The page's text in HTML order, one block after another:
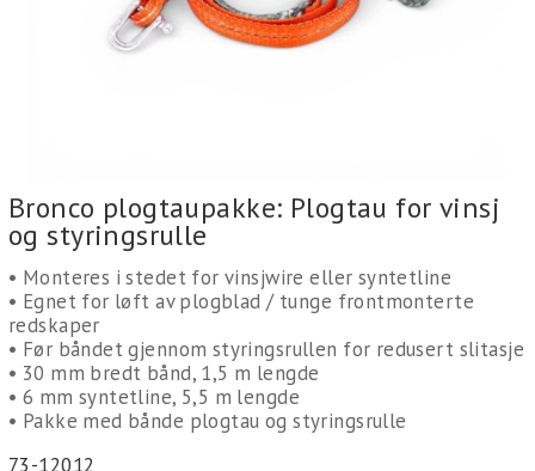
Bronco plogtaupakke: Plogtau for vinsj
og styringsrulle
• Monteres i stedet for vinsjwire eller syntetline
• Egnet for løft av plogblad / tunge frontmonterte
redskaper
• Før båndet gjennom styringsrullen for redusert slitasje
• 30 mm bredt bånd, 1,5 m lengde
• 6 mm syntetline, 5,5 m lengde
• Pakke med bånde plogtau og styringsrulle
73-12012